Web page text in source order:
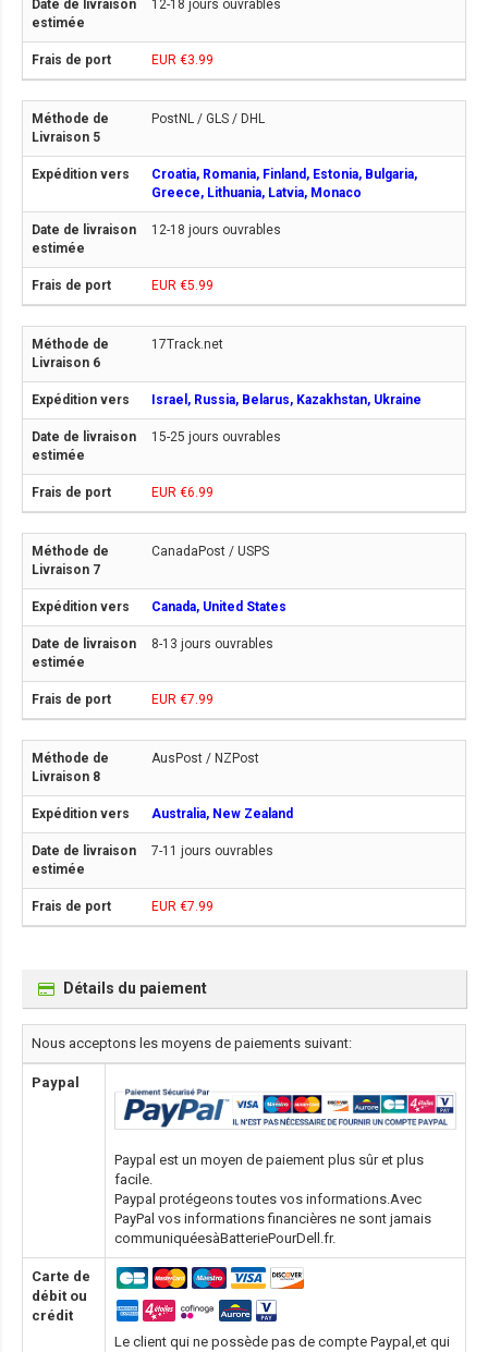
12-18 jours ouvrables
EUR €3.99
PostNL / GLS / DHL
Croatia, Romania, Finland, Estonia, Bulgaria,
Greece, Lithuania, Latvia, Monaco
12-18 jours ouvrables
EUR €5.99
17Track.net
Israel, Russia, Belarus, Kazakhstan, Ukraine
15-25 jours ouvrables
EUR €6.99
CanadaPost / USPS
Canada, United States
8-13 jours ouvrables
EUR €7.99
AusPost / NZPost
Australia, New Zealand
7-11 jours ouvrables
EUR €7.99
Détails du paiement
Nous acceptons les moyens de paiements suivant:
Paypal
Paypal est un moyen de paiement plus sûr et plus
facile.
Paypal protégeons toutes vos informations.Avec
PayPal vos informations financières ne sont jamais
communiquéesàBatteriePourDell.fr.
Carte de
débit ou
crédit
Le client qui ne possède pas de compte Paypal,et qui